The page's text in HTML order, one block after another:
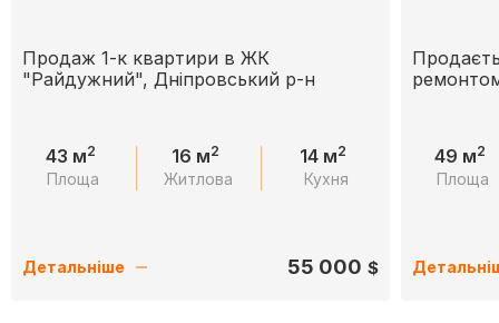
Продаж 1-к квартири в ЖК
"Райдужний", Дніпровський р-н
43 м2
Площа
16 м2
Житлова
14 м2
Кухня
Детальніше 55 000 $
49 м2
Площа